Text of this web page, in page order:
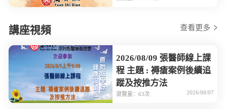
講座視頻 查看更多
2026/08/09 張醫師線上課
程 主題 : 褥瘡案例後續追
蹤及按推方法
瀏覽量：63次 2026/08/07